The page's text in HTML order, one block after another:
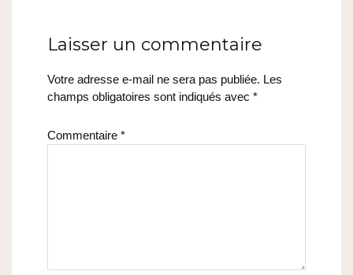
Laisser un commentaire
Votre adresse e-mail ne sera pas publiée. Les
champs obligatoires sont indiqués avec *
Commentaire *